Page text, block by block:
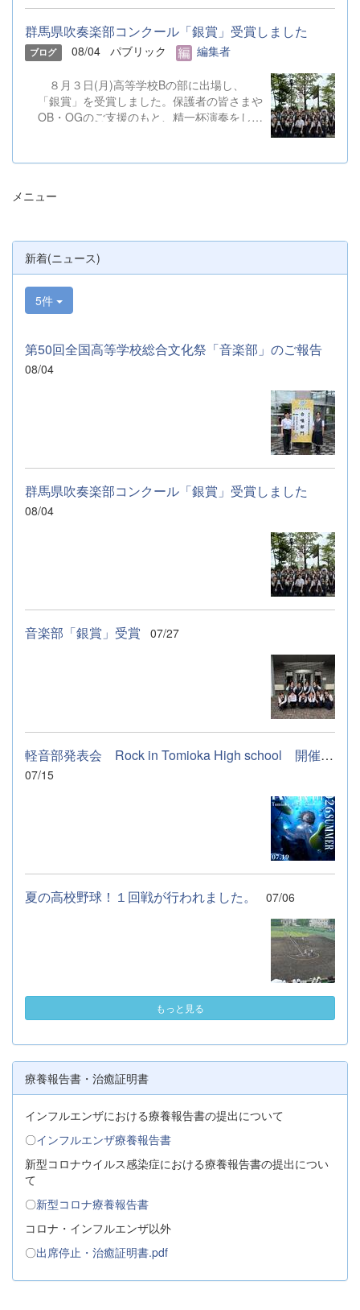
群馬県吹奏楽部コンクール「銀賞」受賞しました
ブログ 08/04 パブリック 編集者
８月３日(月)高等学校Bの部に出場し、
「銀賞」を受賞しました。保護者の皆さまや
OB・OGのご支援のもと、精一杯演奏をして
は、ソロやアンサンブルのコンテストに向け
願いいたします。 &nbsp; &nbsp; &nbsp;
メニュー
新着(ニュース)
5件
第50回全国高等学校総合文化祭「音楽部」のご報告
08/04
群馬県吹奏楽部コンクール「銀賞」受賞しました
08/04
音楽部「銀賞」受賞 07/27
軽音部発表会 Rock in Tomioka High school 開催します
07/15
夏の高校野球！１回戦が行われました。 07/06
もっと見る
療養報告書・治癒証明書
インフルエンザにおける療養報告書の提出について
〇インフルエンザ療養報告書
新型コロナウイルス感染症における療養報告書の提出につい
て
〇新型コロナ療養報告書
コロナ・インフルエンザ以外
〇出席停止・治癒証明書.pdf